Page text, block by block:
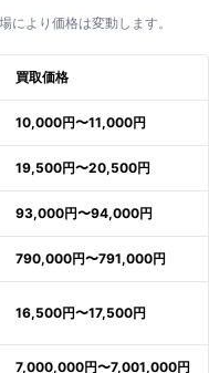
により価格は変動します。
買取価格
10,000円〜11,000円
19,500円〜20,500円
93,000円〜94,000円
790,000円〜791,000円
16,500円〜17,500円
7,000,000円〜7,001,000円